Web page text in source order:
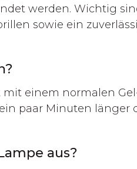
werden. Wichtig
sowie ein
einem normalen
paar Minuten länger
aus?